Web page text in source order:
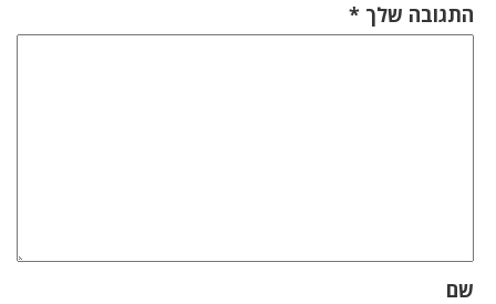
התגובה שלך *
שם